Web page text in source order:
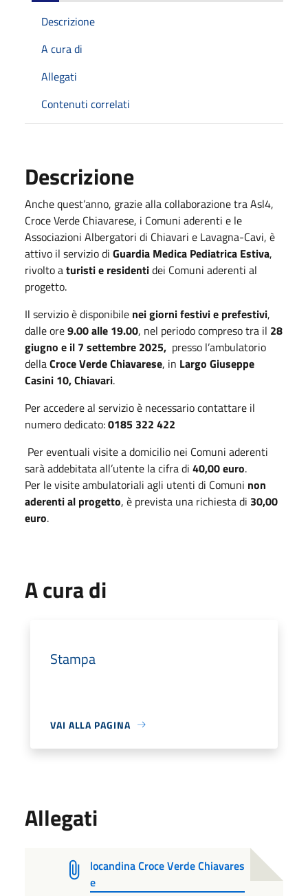
Descrizione
A cura di
Allegati
Contenuti correlati
Descrizione
Anche quest’anno, grazie alla collaborazione tra Asl4,
Croce Verde Chiavarese, i Comuni aderenti e le
Associazioni Albergatori di Chiavari e Lavagna-Cavi, è
attivo il servizio di Guardia Medica Pediatrica Estiva,
rivolto aturisti e residentidei Comuni aderenti al
progetto.
Il servizio è disponibile nei giorni festivi e prefestivi,
dalle ore9.00 alle 19.00, nel periodo compreso tra il 28
giugno e il 7 settembre 2025, presso l’ambulatorio
dellaCroce Verde Chiavarese, in Largo Giuseppe
Casini 10, Chiavari.
Per accedere al servizio è necessario contattare il
numero dedicato:0185 322 422
Per eventuali visite a domicilio nei Comuni aderenti
sarà addebitata all’utente la cifra di 40,00 euro.
Per le visite ambulatoriali agli utenti di Comuni non
aderenti al progetto, è prevista una richiesta di 30,00
euro.
A cura di
Stampa
VAI ALLA PAGINA
Allegati
locandina Croce Verde Chiavares
e